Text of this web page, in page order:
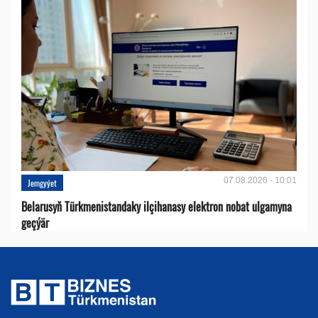
Jemgyýet 07.08.2026 - 10:01
Belarusyň Türkmenistandaky ilçihanasy elektron nobat ulgamyna
geçýär